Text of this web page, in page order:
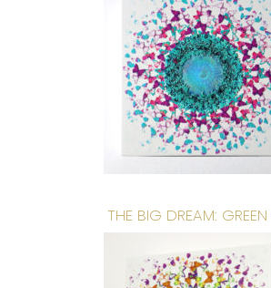
THE BIG DREAM: GREEN